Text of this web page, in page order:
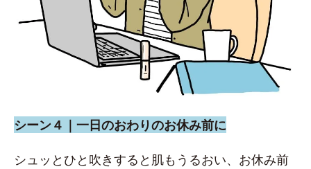
シーン４｜一日のおわりのお休み前に
シュッとひと吹きすると肌もうるおい、お休み前